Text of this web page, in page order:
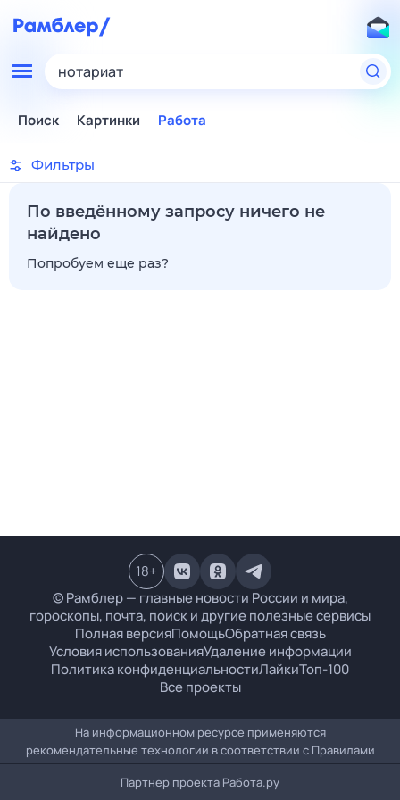
нотариат
Поиск Картинки Работа
Фильтры
По введённому запросу ничего не
найдено
Попробуем еще раз?
© Рамблер — главные новости России и мира,
гороскопы, почта, поиск и другие полезные сервисы
Полная версияПомощьОбратная связь
Условия использованияУдаление информации
Политика конфиденциальностиЛайкиТоп-100
Все проекты
18+
На информационном ресурсе применяются
рекомендательные технологии в соответствии с Правилами
Партнер проекта Работа.ру